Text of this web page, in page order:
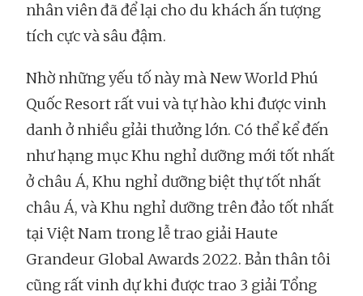
nhân viên đã để lại cho du khách ấn tượng
tích cực và sâu đậm.
Nhờ những yếu tố này mà New World Phú
Quốc Resort rất vui và tự hào khi được vinh
danh ở nhiều gỉải thưởng lớn. Có thể kể đến
như hạng mục Khu nghỉ dưỡng mới tốt nhất
ở châu Á, Khu nghỉ dưỡng biệt thự tốt nhất
châu Á, và Khu nghỉ dưỡng trên đảo tốt nhất
tại Việt Nam trong lễ trao giải Haute
Grandeur Global Awards 2022. Bản thân tôi
cũng rất vinh dự khi được trao 3 giải Tổng